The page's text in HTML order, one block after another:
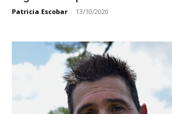
Patricia Escobar - 13/10/2020